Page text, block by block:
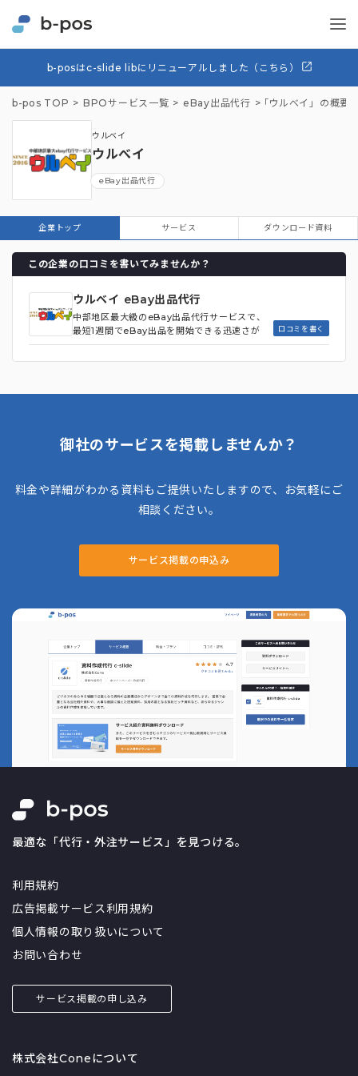
b-posはc-slide libにリニューアルしました（こちら）
b-pos TOP BPOサービス一覧 eBay出品代行 「ウルべイ」の概要
ウルベイ
ウルべイ
eBay出品代行
企業トップ サービス ダウンロード資料
この企業の口コミを書いてみませんか？
ウルベイ eBay出品代行
中部地区最大級のeBay出品代行サービスで、
最短1週間でeBay出品を開始できる迅速さが
特徴です。**専門カメラマンによる高品質な商
1円スタート販売への切り替えも可能で、在庫
を抱えたまま放置される心配も少ないです。
口コミを書く
御社のサービスを掲載しませんか？
料金や詳細がわかる資料もご提供いたしますので、お気軽にご
相談ください。
サービス掲載の申込み
最適な「代行・外注サービス」を見つける。
利用規約
広告掲載サービス利用規約
個人情報の取り扱いについて
お問い合わせ
サービス掲載の申し込み
株式会社Coneについて